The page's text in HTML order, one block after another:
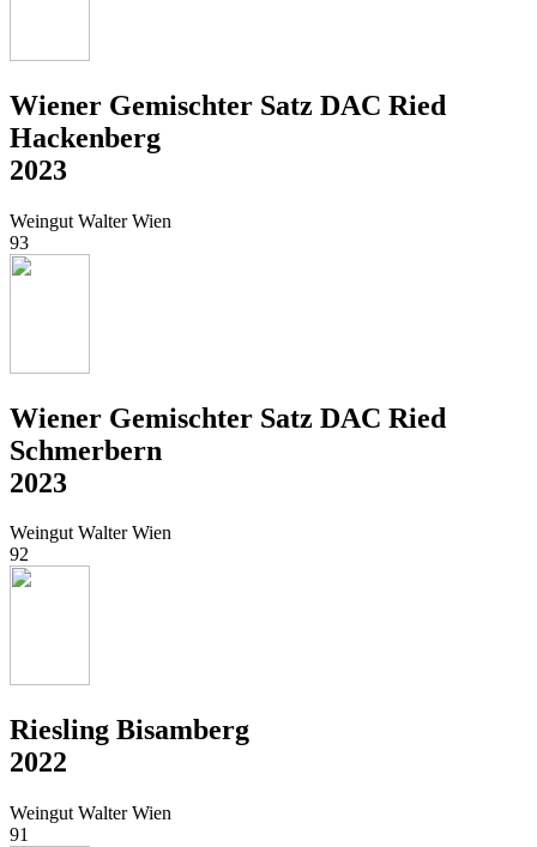
Wiener Gemischter Satz DAC Ried
Hackenberg
2023
Weingut Walter Wien
93
Wiener Gemischter Satz DAC Ried
Schmerbern
2023
Weingut Walter Wien
92
Riesling Bisamberg
2022
Weingut Walter Wien
91